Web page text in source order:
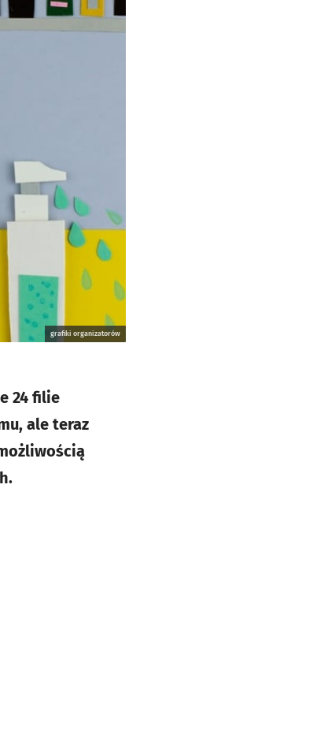
grafiki organizatorów
24 filie
ale teraz